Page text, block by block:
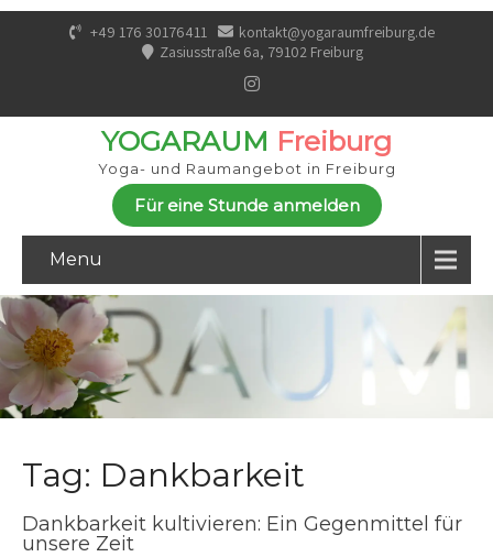
+49 176 30176411
kontakt@yogaraumfreiburg.de
Zasiusstraße 6a, 79102 Freiburg
YOGARAUM Freiburg
Yoga- und Raumangebot in Freiburg
Für eine Stunde anmelden
Menu
Tag: Dankbarkeit
Dankbarkeit kultivieren: Ein Gegenmittel für
unsere Zeit